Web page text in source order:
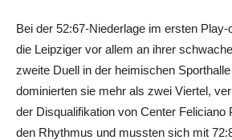
Bei der 52:67-Niederlage im ersten
die Leipziger vor allem an ihrer
zweite Duell in der heimischen
dominierten sie mehr als zwei Viertel,
der Disqualifikation von Center Feliciano
den Rhythmus und mussten sich mit